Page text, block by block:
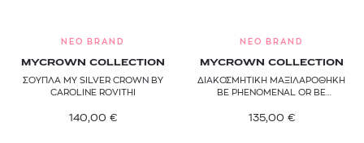
NEO BRAND
MYCROWN COLLECTION
ΣΟΥΠΛΑ ΜΥ SILVER CROWN BY
CAROLINE ROVITHI
140,00 €
NEO BRAND
MYCROWN COLLECTION
ΔΙΑΚΟΣΜΗΤΙΚΗ ΜΑΞΙΛΑΡΟΘΗΚΗ
BE PHENOMENAL OR BE
135,00 €